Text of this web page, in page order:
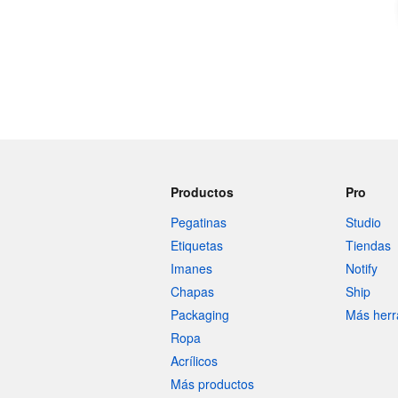
Productos
Pegatinas
Etiquetas
Imanes
Chapas
Packaging
Ropa
Acrílicos
Más productos
Pro
Studio
Tiendas
Notify
Ship
Más